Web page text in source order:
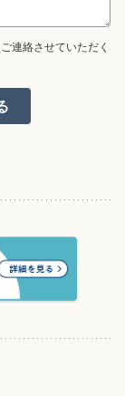
連絡させていただく